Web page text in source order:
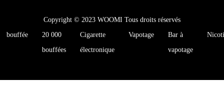
Copyright © 2023 WOOMI Tous droits réservés
bouffée
20 000
bouffées
Cigarette
électronique
Vapotage
Bar à
vapotage